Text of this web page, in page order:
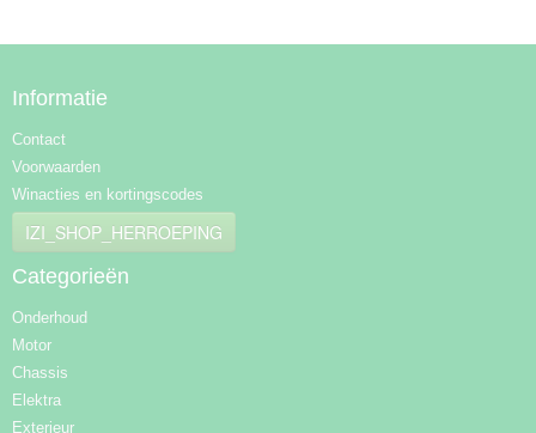
Informatie
Contact
Voorwaarden
Winacties en kortingscodes
IZI_SHOP_HERROEPING
Categorieën
Onderhoud
Motor
Chassis
Elektra
Exterieur